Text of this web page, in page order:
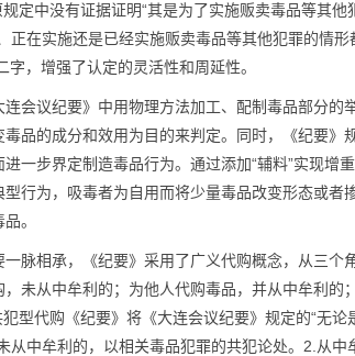
定中没有证据证明“其是为了实施贩卖毒品等其他
在实施还是已经实施贩卖毒品等其他犯罪的情形
字，增强了认定的灵活性和周延性。
会议纪要》中用物理方法加工、配制毒品部分的
品的成分和效用为目的来判定。同时，《纪要》
一步界定制造毒品行为。通过添加“辅料”实现增
行为，吸毒者为自用而将少量毒品改变形态或者
。
脉相承，《纪要》采用了广义代购概念，从三个
未从中牟利的；为他人代购毒品，并从中牟利的
型代购《纪要》将《大连会议纪要》规定的“无论
从中牟利的，以相关毒品犯罪的共犯论处。2.从中